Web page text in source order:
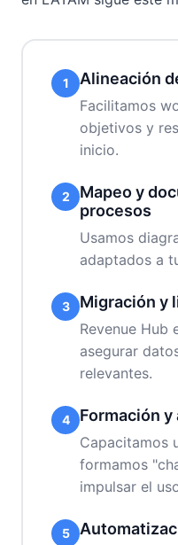
1 Alineación
Facilitamos
objetivos y
inicio.
2
Mapeo y
procesos
Usamos
adaptados a
3 Migración y
Revenue Hub
asegurar
relevantes.
4 Formación y
Capacitamos
formamos
impulsar el
5